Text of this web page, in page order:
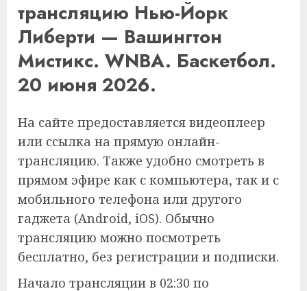
трансляцию Нью-Йорк
Либерти — Вашингтон
Мистикс. WNBA. Баскетбол.
20 июня 2026.
На сайте предоставляется видеоплеер
или ссылка на прямую онлайн-
трансляцию. Также удобно смотреть в
прямом эфире как с компьютера, так и с
мобильного телефона или другого
гаджета (Android, iOS). Обычно
трансляцию можно посмотреть
бесплатно, без регистрации и подписки.
Начало трансляции в 02:30 по